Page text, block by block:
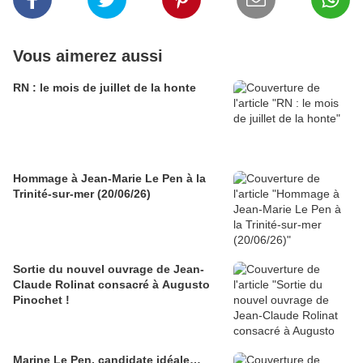
Vous aimerez aussi
RN : le mois de juillet de la honte
Hommage à Jean-Marie Le Pen à la
Trinité-sur-mer (20/06/26)
Sortie du nouvel ouvrage de Jean-
Claude Rolinat consacré à Augusto
Pinochet !
Marine Le Pen, candidate idéale…